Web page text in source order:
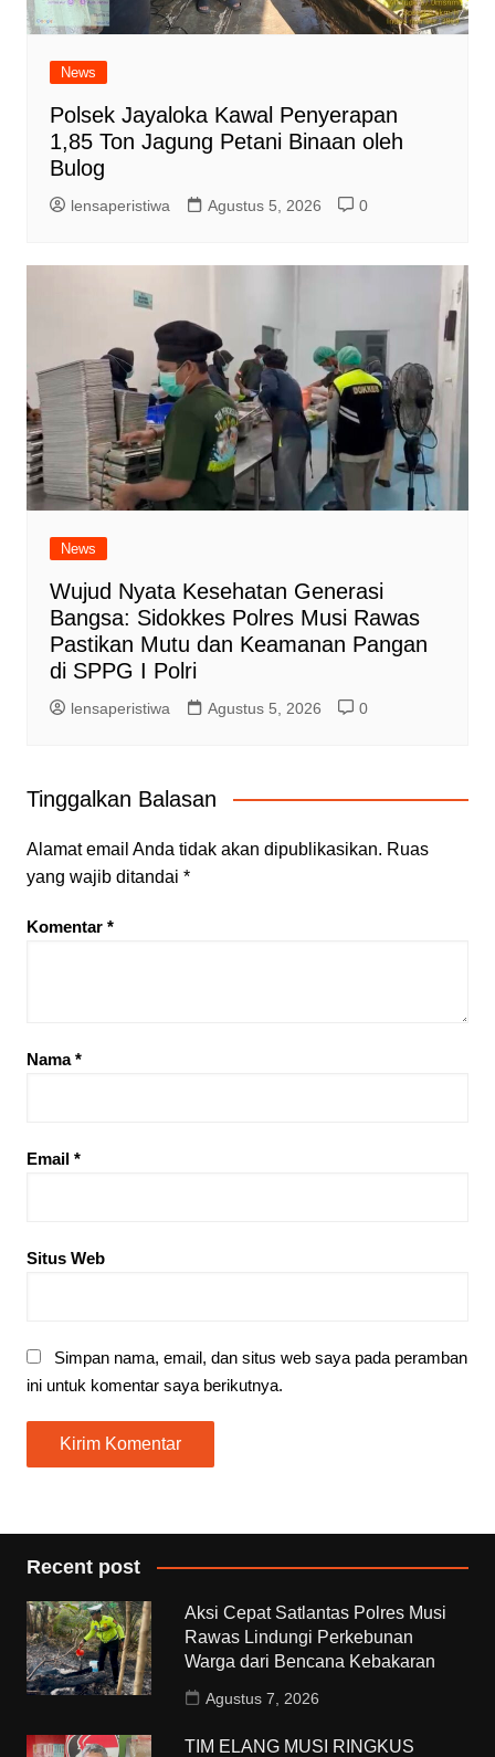
News
Polsek Jayaloka Kawal Penyerapan
1,85 Ton Jagung Petani Binaan oleh
Bulog
lensaperistiwa Agustus 5, 2026 0
News
Wujud Nyata Kesehatan Generasi
Bangsa: Sidokkes Polres Musi Rawas
Pastikan Mutu dan Keamanan Pangan
di SPPG I Polri
lensaperistiwa Agustus 5, 2026 0
Tinggalkan Balasan
Alamat email Anda tidak akan dipublikasikan. Ruas
yang wajib ditandai *
Komentar *
Nama*
Email *
Situs Web
Simpan nama, email, dan situs web saya pada peramban
ini untuk komentar saya berikutnya.
Recent post
Aksi Cepat Satlantas Polres Musi
Rawas Lindungi Perkebunan
Warga dari Bencana Kebakaran
Agustus 7, 2026
TIM ELANG MUSI RINGKUS